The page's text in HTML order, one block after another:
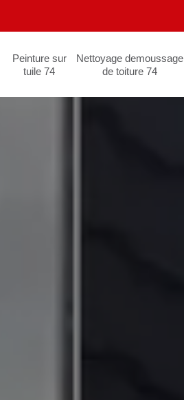
Peinture sur
tuile 74
Nettoyage demoussage
de toiture 74